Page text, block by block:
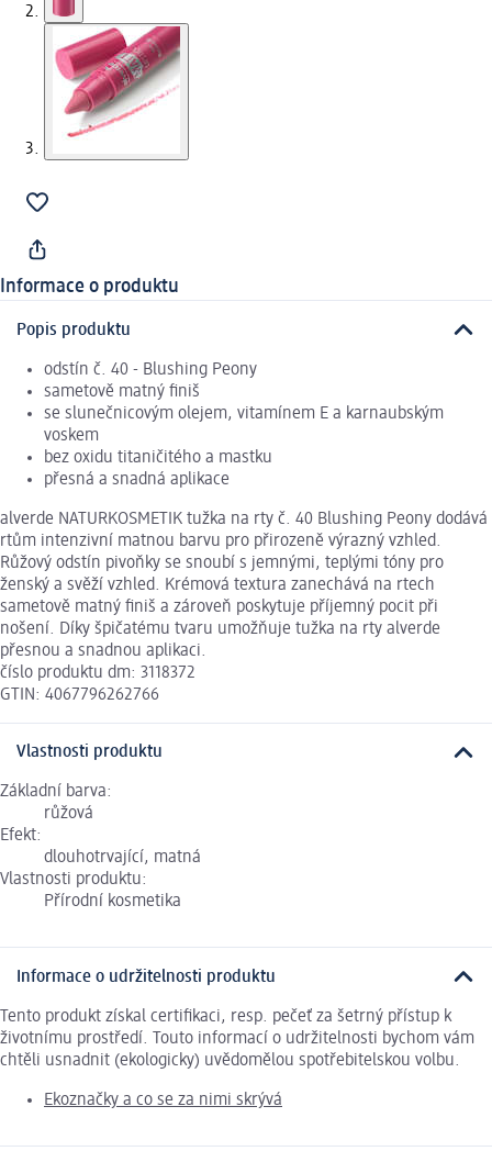
Informace o produktu
Popis produktu
odstín č. 40 - Blushing Peony
sametově matný finiš
se slunečnicovým olejem, vitamínem E a karnaubským
voskem
bez oxidu titaničitého a mastku
přesná a snadná aplikace
alverde NATURKOSMETIK tužka na rty č. 40 Blushing Peony dodává
rtům intenzivní matnou barvu pro přirozeně výrazný vzhled.
Růžový odstín pivoňky se snoubí s jemnými, teplými tóny pro
ženský a svěží vzhled. Krémová textura zanechává na rtech
sametově matný finiš a zároveň poskytuje příjemný pocit při
nošení. Díky špičatému tvaru umožňuje tužka na rty alverde
přesnou a snadnou aplikaci.
číslo produktu dm: 3118372
GTIN: 4067796262766
Vlastnosti produktu
Základní barva:
růžová
Efekt:
dlouhotrvající, matná
Vlastnosti produktu:
Přírodní kosmetika
Informace o udržitelnosti produktu
Tento produkt získal certifikaci, resp. pečeť za šetrný přístup k
životnímu prostředí. Touto informací o udržitelnosti bychom vám
chtěli usnadnit (ekologicky) uvědomělou spotřebitelskou volbu.
Ekoznačky a co se za nimi skrývá